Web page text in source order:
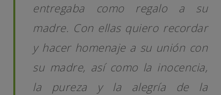
entregaba como regalo a su
madre. Con ellas quiero recordar
y hacer homenaje a su unión con
su madre, así como la inocencia,
la pureza y la alegría de la